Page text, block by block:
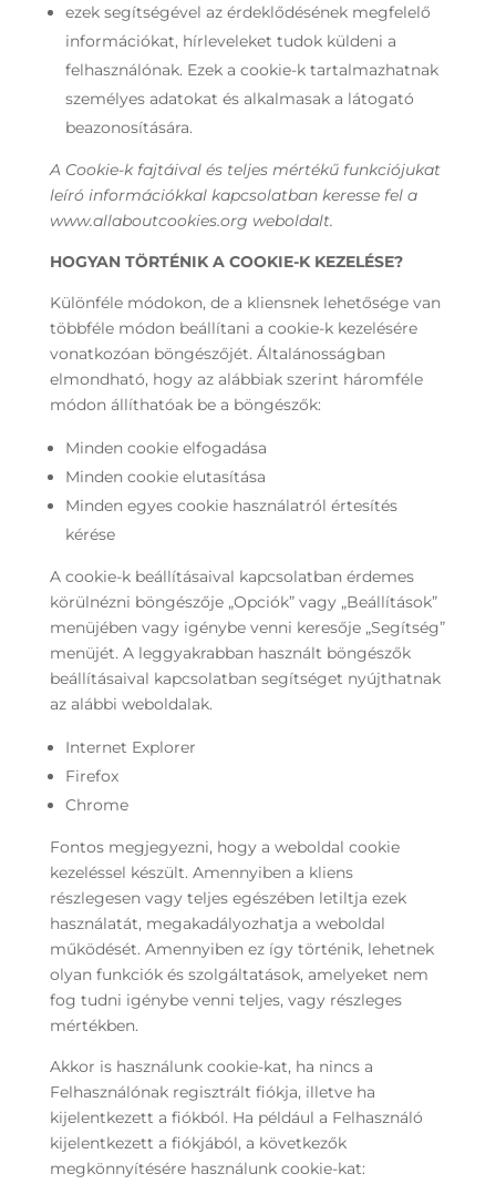
ezek segítségével az érdeklődésének megfelelő
információkat, hírleveleket tudok küldeni a
felhasználónak. Ezek a cookie-k tartalmazhatnak
személyes adatokat és alkalmasak a látogató
beazonosítására.
A Cookie-k fajtáival és teljes mértékű funkciójukat
leíró információkkal kapcsolatban keresse fel a
www.allaboutcookies.org weboldalt.
HOGYAN TÖRTÉNIK A COOKIE-K KEZELÉSE?
Különféle módokon, de a kliensnek lehetősége van
többféle módon beállítani a cookie-k kezelésére
vonatkozóan böngészőjét. Általánosságban
elmondható, hogy az alábbiak szerint háromféle
módon állíthatóak be a böngészők:
Minden cookie elfogadása
Minden cookie elutasítása
Minden egyes cookie használatról értesítés
kérése
A cookie-k beállításaival kapcsolatban érdemes
körülnézni böngészője „Opciók” vagy „Beállítások”
menüjében vagy igénybe venni keresője „Segítség”
menüjét. A leggyakrabban használt böngészők
beállításaival kapcsolatban segítséget nyújthatnak
az alábbi weboldalak.
Internet Explorer
Firefox
Chrome
Fontos megjegyezni, hogy a weboldal cookie
kezeléssel készült. Amennyiben a kliens
részlegesen vagy teljes egészében letiltja ezek
használatát, megakadályozhatja a weboldal
működését. Amennyiben ez így történik, lehetnek
olyan funkciók és szolgáltatások, amelyeket nem
fog tudni igénybe venni teljes, vagy részleges
mértékben.
Akkor is használunk cookie-kat, ha nincs a
Felhasználónak regisztrált fiókja, illetve ha
kijelentkezett a fiókból. Ha például a Felhasználó
kijelentkezett a fiókjából, a következők
megkönnyítésére használunk cookie-kat: